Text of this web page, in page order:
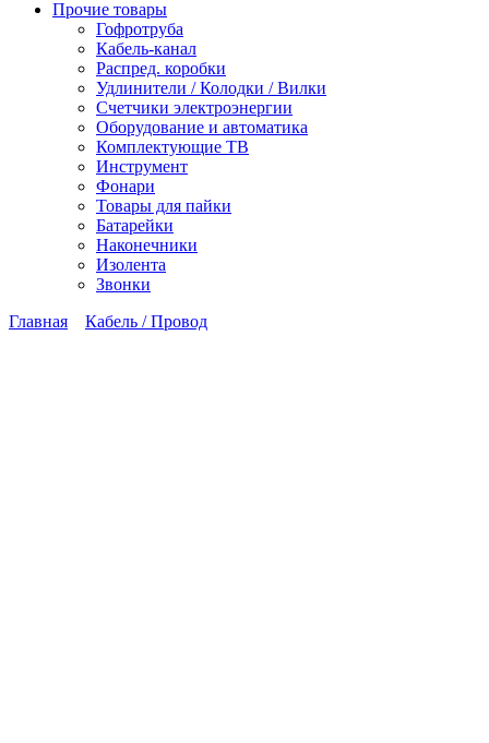
Прочие товары
Гофротруба
Кабель-канал
Распред. коробки
Удлинители / Колодки / Вилки
Счетчики электроэнергии
Оборудование и автоматика
Комплектующие ТВ
Инструмент
Фонари
Товары для пайки
Батарейки
Наконечники
Изолента
Звонки
Главная
Кабель / Провод